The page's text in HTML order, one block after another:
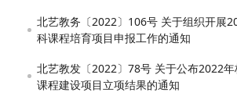
北艺教务〔2022〕106号 关于组织开展
科课程培育项目申报工作的通知
北艺教发〔2022〕78号 关于公布2022
课程建设项目立项结果的通知